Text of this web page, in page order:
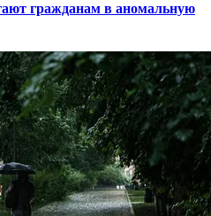
гражданам в аномальную